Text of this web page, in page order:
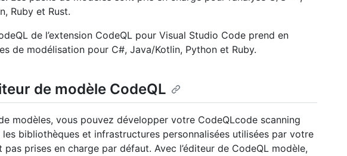
Ruby et Rust.
de l’extension CodeQL pour Visual Studio Code prend en
de modélisation pour C#, Java/Kotlin, Python et Ruby.
de modèle CodeQL
modèles, vous pouvez développer votre CodeQLcode scanning
bibliothèques et infrastructures personnalisées utilisées par votre
prises en charge par défaut. Avec l’éditeur de CodeQL modèle,